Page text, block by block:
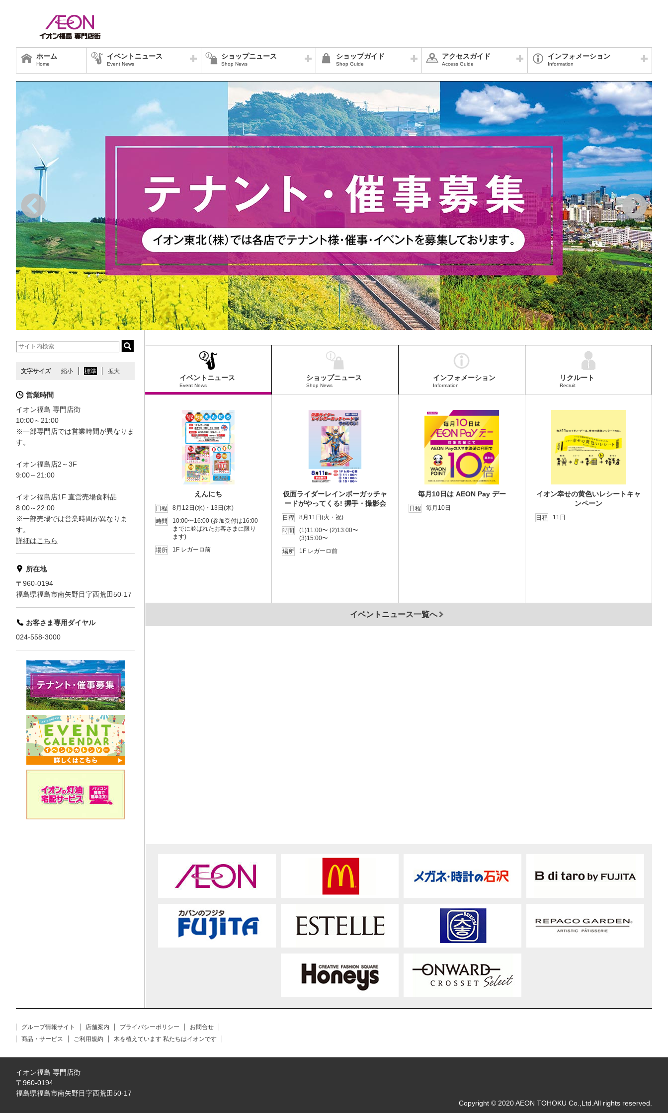
ホーム
Home
イベントニュース
Event News
ショップニュース
Shop News
ショップガイド
Shop Guide
アクセスガイド
Access Guide
インフォメーション
Information
イベントニュース
Event News
ショップニュース
Shop News
インフォメーション
Information
リクルート
Recruit
えんにち
日程
8月12日(水)・13日(木)
時間
10:00〜16:00 (参加受付は16:00
までに並ばれたお客さまに限り
ます)
場所
1F レガーロ前
仮面ライダーレインボーガッチャ
ードがやってくる! 握手・撮影会
日程
8月11日(火・祝)
時間
(1)11:00〜 (2)13:00〜
(3)15:00〜
場所
1F レガーロ前
毎月10日は AEON Pay デー
日程 毎月10日
イオン幸せの黄色いレシートキャ
ンペーン
日程 11日
イベントニュース一覧へ
文字サイズ 縮小 標準 拡大
営業時間
イオン福島 専門店街
10:00～21:00
※一部専門店では営業時間が異なりま
す。
イオン福島店2～3F
9:00～21:00
イオン福島店1F 直営売場食料品
8:00～22:00
※一部売場では営業時間が異なりま
す。
詳細はこちら
所在地
〒960-0194
福島県福島市南矢野目字西荒田50-17
お客さま専用ダイヤル
024-558-3000
グループ情報サイト 店舗案内 プライバシーポリシー
お問合せ
商品・サービス
ご利用規約 木を植えています 私たちはイオンです
イオン福島 専門店街
〒960-0194
福島県福島市南矢野目字西荒田50-17
Copyright © 2020 AEON TOHOKU Co.,Ltd.All rights reserved.